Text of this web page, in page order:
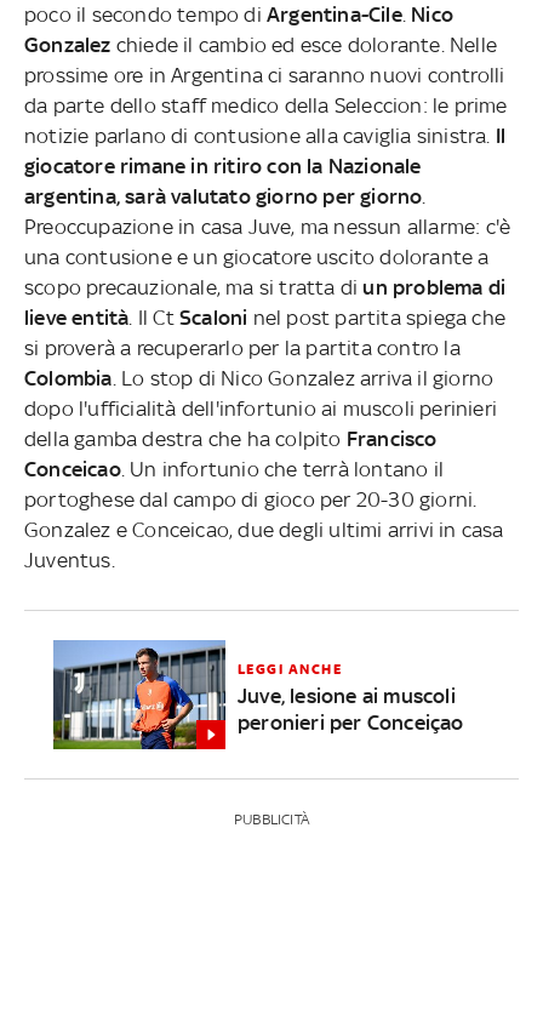
poco il secondo tempo di Argentina-Cile. Nico
Gonzalez chiede il cambio ed esce dolorante. Nelle
prossime ore in Argentina ci saranno nuovi controlli
da parte dello staff medico della Seleccion: le prime
notizie parlano di contusione alla caviglia sinistra. Il
giocatore rimane in ritiro con la Nazionale
argentina, sarà valutato giorno per giorno
Preoccupazione in casa Juve, ma nessun allarme: c'è
una contusione e un giocatore uscito dolorante a
scopo precauzionale, ma si tratta diun problema di
lieve entità . Il CtScaloni nel post partita spiega che
si proverà a recuperarlo per la partita contro la
Colombia . Lo stop di Nico Gonzalez arriva il giorno
dopo l'ufficialità dell'infortunio ai muscoli perinieri
della gamba destra che ha colpito Francisco
Conceicao. Un infortunio che terrà lontano il
portoghese dal campo di gioco per 20-30 giorni.
Gonzalez e Conceicao, due degli ultimi arrivi in casa
Juventus.
LEGGI ANCHE
Juve, lesione ai muscoli
peronieri per Conceiçao
PUBBLICITÀ